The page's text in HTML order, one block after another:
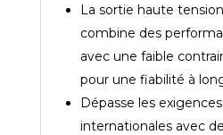
La sortie haute
combine des
avec une faible
pour une fiabilité à
Dépasse les
internationales avec